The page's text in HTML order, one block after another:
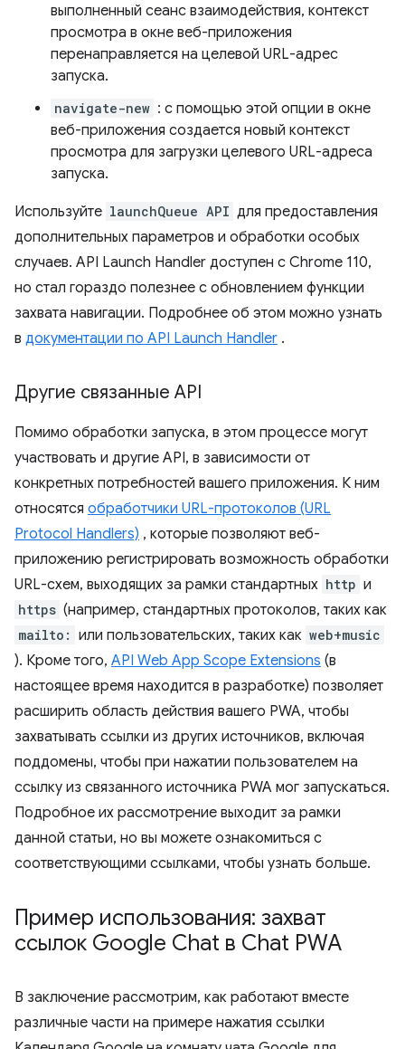
выполненный сеанс взаимодействия, контекст
просмотра в окне веб-приложения
перенаправляется на целевой URL-адрес
запуска.
navigate-new : с помощью этой опции в окне
веб-приложения создается новый контекст
просмотра для загрузки целевого URL-адреса
запуска.
Используйте launchQueue API для предоставления
дополнительных параметров и обработки особых
случаев. API Launch Handler доступен с Chrome 110,
но стал гораздо полезнее с обновлением функции
захвата навигации. Подробнее об этом можно узнать
в документации по API Launch Handler .
Другие связанные API
Помимо обработки запуска, в этом процессе могут
участвовать и другие API, в зависимости от
конкретных потребностей вашего приложения. К ним
относятся обработчики URL-протоколов (URL
Protocol Handlers) , которые позволяют веб-
приложению регистрировать возможность обработки
URL-схем, выходящих за рамки стандартных http и
https (например, стандартных протоколов, таких как
mailto: или пользовательских, таких как web+music
). Кроме того, API Web App Scope Extensions (в
настоящее время находится в разработке) позволяет
расширить область действия вашего PWA, чтобы
захватывать ссылки из других источников, включая
поддомены, чтобы при нажатии пользователем на
ссылку из связанного источника PWA мог запускаться.
Подробное их рассмотрение выходит за рамки
данной статьи, но вы можете ознакомиться с
соответствующими ссылками, чтобы узнать больше.
Пример использования: захват
ссылок Google Chat в Chat PWA
В заключение рассмотрим, как работают вместе
различные части на примере нажатия ссылки